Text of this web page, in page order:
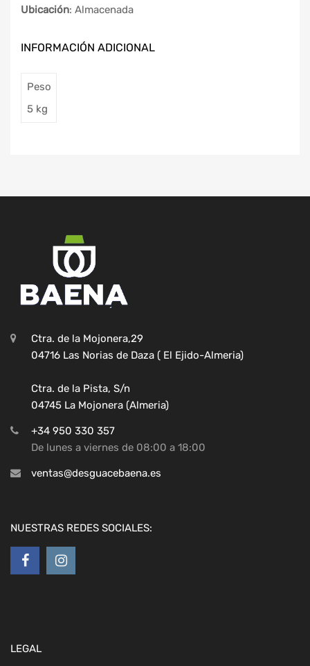
Ubicación: Almacenada
INFORMACIÓN ADICIONAL
Peso
5 kg
Ctra. de la Mojonera,29
04716 Las Norias de Daza ( El Ejido-Almeria)
Ctra. de la Pista, S/n
04745 La Mojonera (Almeria)
+34 950 330 357
De lunes a viernes de 08:00 a 18:00
ventas@desguacebaena.es
NUESTRAS REDES SOCIALES:
LEGAL